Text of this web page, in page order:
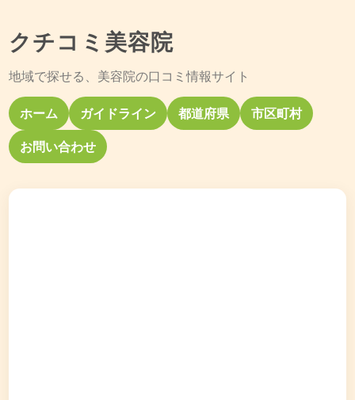
クチコミ美容院
地域で探せる、美容院の口コミ情報サイト
ホーム ガイドライン 都道府県 市区町村
お問い合わせ